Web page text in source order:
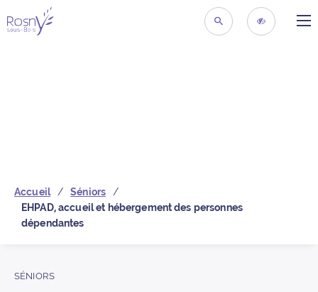
Retour à la pageRECHERCHER
Accueil
Séniors
EHPAD, accueil et hébergement des personnes
dépendantes
SÉNIORS